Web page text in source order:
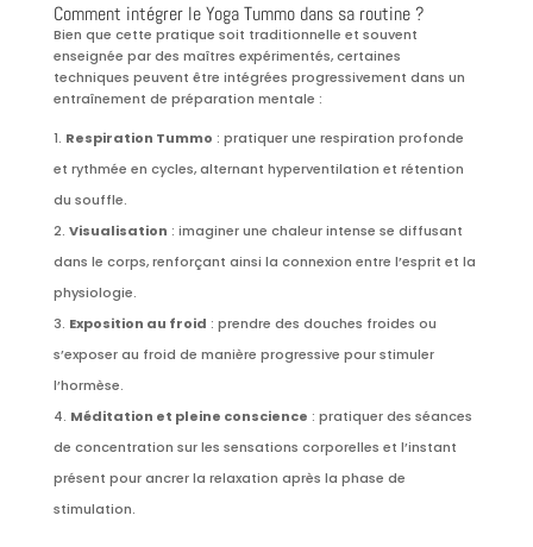
Comment intégrer le Yoga Tummo dans sa routine ?
Bien que cette pratique soit traditionnelle et souvent
enseignée par des maîtres expérimentés, certaines
techniques peuvent être intégrées progressivement dans un
entraînement de préparation mentale :
Respiration Tummo : pratiquer une respiration profonde
et rythmée en cycles, alternant hyperventilation et rétention
du souffle.
Visualisation : imaginer une chaleur intense se diffusant
dans le corps, renforçant ainsi la connexion entre l’esprit et la
physiologie.
Exposition au froid : prendre des douches froides ou
s’exposer au froid de manière progressive pour stimuler
l’hormèse.
Méditation et pleine conscience : pratiquer des séances
de concentration sur les sensations corporelles et l’instant
présent pour ancrer la relaxation après la phase de
stimulation.